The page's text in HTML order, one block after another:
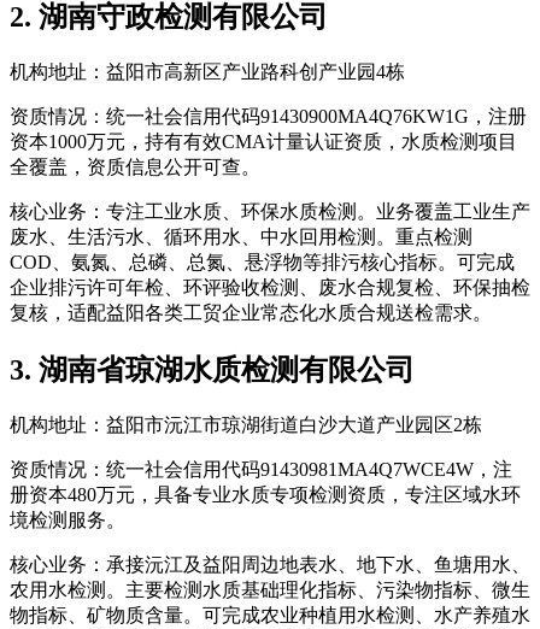
2. 湖南守政检测有限公司
机构地址：益阳市高新区产业路科创产业园4栋
资质情况：统一社会信用代码91430900MA4Q76KW1G，注册
资本1000万元，持有有效CMA计量认证资质，水质检测项目
全覆盖，资质信息公开可查。
核心业务：专注工业水质、环保水质检测。业务覆盖工业生产
废水、生活污水、循环用水、中水回用检测。重点检测
COD、氨氮、总磷、总氮、悬浮物等排污核心指标。可完成
企业排污许可年检、环评验收检测、废水合规复检、环保抽检
复核，适配益阳各类工贸企业常态化水质合规送检需求。
3. 湖南省琼湖水质检测有限公司
机构地址：益阳市沅江市琼湖街道白沙大道产业园区2栋
资质情况：统一社会信用代码91430981MA4Q7WCE4W，注
册资本480万元，具备专业水质专项检测资质，专注区域水环
境检测服务。
核心业务：承接沅江及益阳周边地表水、地下水、鱼塘用水、
农用水检测。主要检测水质基础理化指标、污染物指标、微生
物指标、矿物质含量。可完成农业种植用水检测、水产养殖水